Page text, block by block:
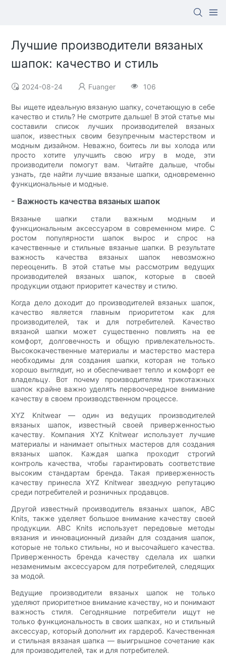
Лучшие производители вязаных
шапок: качество и стиль
2024-08-24 Fuanger 106
Вы ищете идеальную вязаную шапку, сочетающую в себе
качество и стиль? Не смотрите дальше! В этой статье мы
составили список лучших производителей вязаных
шапок, известных своим безупречным мастерством и
модным дизайном. Неважно, боитесь ли вы холода или
просто хотите улучшить свою игру в моде, эти
производители помогут вам. Читайте дальше, чтобы
узнать, где найти лучшие вязаные шапки, одновременно
функциональные и модные.
- Важность качества вязаных шапок
Вязаные шапки стали важным модным и
функциональным аксессуаром в современном мире. С
ростом популярности шапок вырос и спрос на
качественные и стильные вязаные шапки. В результате
важность качества вязаных шапок невозможно
переоценить. В этой статье мы рассмотрим ведущих
производителей вязаных шапок, которые в своей
продукции отдают приоритет качеству и стилю.
Когда дело доходит до производителей вязаных шапок,
качество является главным приоритетом как для
производителей, так и для потребителей. Качество
вязаной шапки может существенно повлиять на ее
комфорт, долговечность и общую привлекательность.
Высококачественные материалы и мастерство мастера
необходимы для создания шапки, которая не только
хорошо выглядит, но и обеспечивает тепло и комфорт ее
владельцу. Вот почему производителям трикотажных
шапок крайне важно уделять первоочередное внимание
качеству в своем производственном процессе.
XYZ Knitwear — один из ведущих производителей
вязаных шапок, известный своей приверженностью
качеству. Компания XYZ Knitwear использует лучшие
материалы и нанимает опытных мастеров для создания
вязаных шапок. Каждая шапка проходит строгий
контроль качества, чтобы гарантировать соответствие
высоким стандартам бренда. Такая приверженность
качеству принесла XYZ Knitwear звездную репутацию
среди потребителей и розничных продавцов.
Другой известный производитель вязаных шапок, ABC
Knits, также уделяет большое внимание качеству своей
продукции. ABC Knits использует передовые методы
вязания и инновационный дизайн для создания шапок,
которые не только стильны, но и высочайшего качества.
Приверженность бренда качеству сделала их шапки
незаменимым аксессуаром для потребителей, следящих
за модой.
Ведущие производители вязаных шапок не только
уделяют приоритетное внимание качеству, но и понимают
важность стиля. Сегодняшние потребители ищут не
только функциональность в своих шапках, но и стильный
аксессуар, который дополнит их гардероб. Качественная
и стильная вязаная шапка — выигрышное сочетание как
для производителей, так и для потребителей.